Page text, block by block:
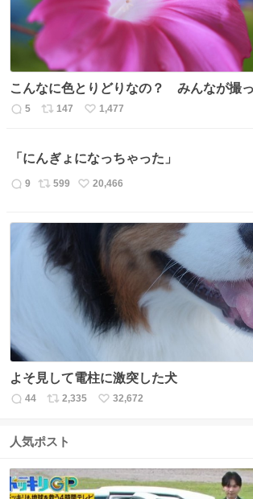
こんなに色とりどりなの？ みんなが撮
返
数
5
リ
ス
ト
数
147
い
ね
数
1,477
「にんぎょになっちゃった」
返
数
9
リ
ス
ト
数
599
い
ね
20,466
よそ見して電柱に激突した犬
返
数
44
リ
ス
数
2,335
い
32,672
人気ポスト